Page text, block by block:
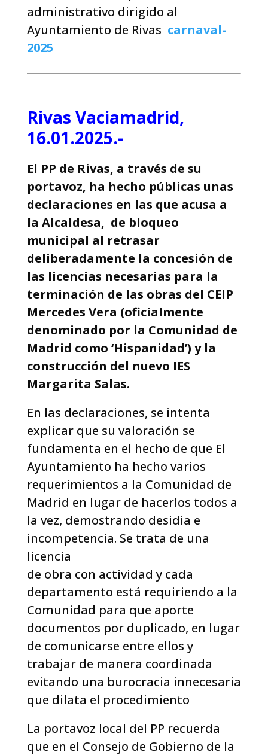
administrativo dirigido al
Ayuntamiento de Rivas carnaval-
2025
Rivas Vaciamadrid,
16.01.2025.-
El PP de Rivas, a través de su
portavoz, ha hecho públicas unas
declaraciones en las que acusa a
la Alcaldesa, de bloqueo
municipal al retrasar
deliberadamente la concesión de
las licencias necesarias para la
terminación de las obras del CEIP
Mercedes Vera (oficialmente
denominado por la Comunidad de
Madrid como ‘Hispanidad’) y la
construcción del nuevo IES
Margarita Salas.
En las declaraciones, se intenta
explicar que su valoración se
fundamenta en el hecho de que El
Ayuntamiento ha hecho varios
requerimientos a la Comunidad de
Madrid en lugar de hacerlos todos a
la vez, demostrando desidia e
incompetencia. Se trata de una
licencia
de obra con actividad y cada
departamento está requiriendo a la
Comunidad para que aporte
documentos por duplicado, en lugar
de comunicarse entre ellos y
trabajar de manera coordinada
evitando una burocracia innecesaria
que dilata el procedimiento
La portavoz local del PP recuerda
que en el Consejo de Gobierno de la